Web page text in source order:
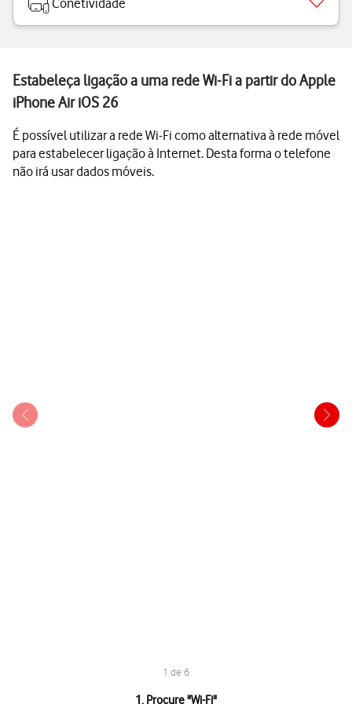
Conetividade
Estabeleça ligação a uma rede Wi-Fi a partir do Apple
iPhone Air iOS 26
É possível utilizar a rede Wi-Fi como alternativa à rede móvel
para estabelecer ligação à Internet. Desta forma o telefone
não irá usar dados móveis.
1 de 6
1. Procure "Wi-Fi"